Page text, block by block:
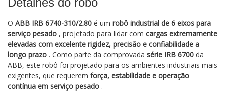
Detalhes do robô
O ABB IRB 6740-310/2.80 é um robô industrial de 6 eixos para
serviço pesado , projetado para lidar com cargas extremamente
elevadas com excelente rigidez, precisão e confiabilidade a
longo prazo . Como parte da comprovada série IRB 6700 da
ABB, este robô foi projetado para os ambientes industriais mais
exigentes, que requerem força, estabilidade e operação
contínua em serviço pesado .